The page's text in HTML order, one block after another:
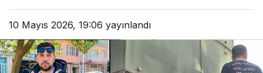
10 Mayıs 2026, 19:06 yayınlandı